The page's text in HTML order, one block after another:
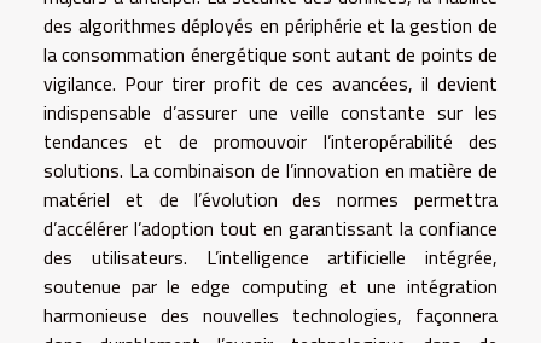
des algorithmes déployés en périphérie et la gestion de
la consommation énergétique sont autant de points de
vigilance. Pour tirer profit de ces avancées, il devient
indispensable d’assurer une veille constante sur les
tendances et de promouvoir l’interopérabilité des
solutions. La combinaison de l’innovation en matière de
matériel et de l’évolution des normes permettra
d’accélérer l’adoption tout en garantissant la confiance
des utilisateurs. L’intelligence artificielle intégrée,
soutenue par le edge computing et une intégration
harmonieuse des nouvelles technologies, façonnera